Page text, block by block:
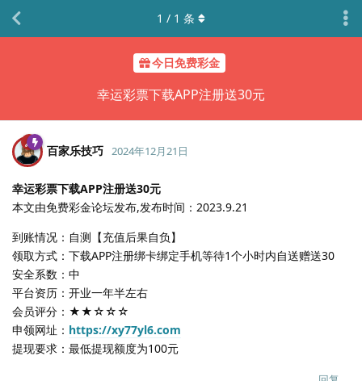
今日免费彩金
幸运彩票下载APP注册送30元
1 / 1 条
百家乐技巧 2024年12月21日
幸运彩票下载APP注册送30元
本文由免费彩金论坛发布,发布时间：2023.9.21
到账情况：自测【充值后果自负】
领取方式：下载APP注册绑卡绑定手机等待1个小时内自送赠送30
安全系数：中
平台资历：开业一年半左右
会员评分：★★☆☆☆
申领网址： https://xy77yl6.com
提现要求：最低提现额度为100元